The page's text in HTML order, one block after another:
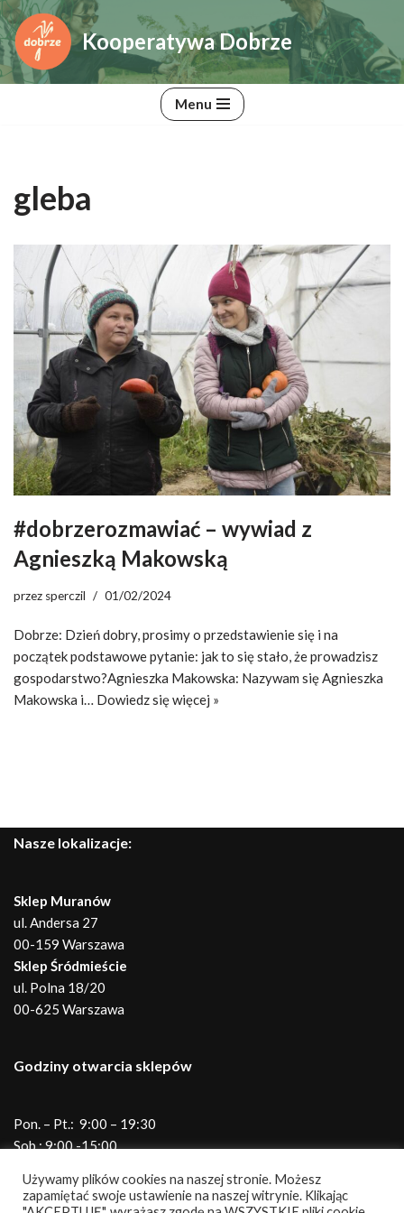
Przejdź
do
Kooperatywa Dobrze
Menu
gleba
#dobrzerozmawiać – wywiad z
Agnieszką Makowską
przez sperczil 01/02/2024
Dobrze: Dzień dobry, prosimy o przedstawienie się i na
początek podstawowe pytanie: jak to się stało, że prowadzisz
gospodarstwo?Agnieszka Makowska: Nazywam się Agnieszka
Makowska i… Dowiedz się więcej »
Nasze lokalizacje:
Sklep Muranów
ul. Andersa 27
00-159 Warszawa
Sklep Śródmieście
ul. Polna 18/20
00-625 Warszawa
Godziny otwarcia sklepów
Pon. – Pt.: 9:00 – 19:30
Sob.: 9:00 -15:00
Telefony do sklepów
Używamy plików cookies na naszej stronie. Możesz
zapamiętać swoje ustawienie na naszej witrynie. Klikając